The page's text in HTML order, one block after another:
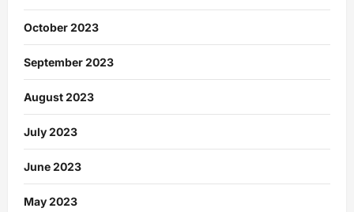
October 2023
September 2023
August 2023
July 2023
June 2023
May 2023